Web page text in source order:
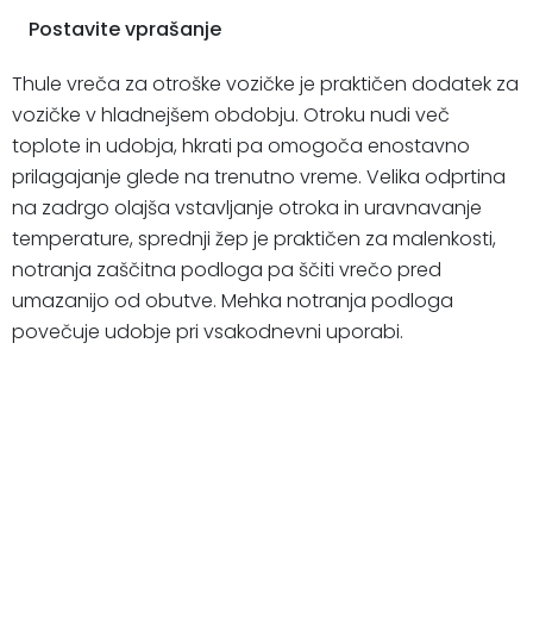
Postavite vprašanje
Thule vreča za otroške vozičke je praktičen dodatek za
vozičke v hladnejšem obdobju. Otroku nudi več
toplote in udobja, hkrati pa omogoča enostavno
prilagajanje glede na trenutno vreme. Velika odprtina
na zadrgo olajša vstavljanje otroka in uravnavanje
temperature, sprednji žep je praktičen za malenkosti,
notranja zaščitna podloga pa ščiti vrečo pred
umazanijo od obutve. Mehka notranja podloga
povečuje udobje pri vsakodnevni uporabi.